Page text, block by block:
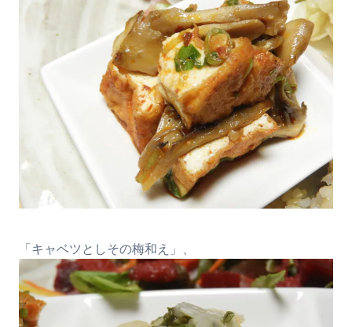
「キャベツとしその梅和え」、